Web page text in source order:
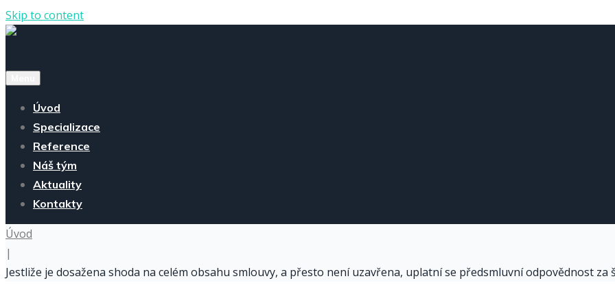
Skip to content
Úvod
Specializace
Reference
Náš tým
Aktuality
Kontakty
Úvod
|
Jestliže je dosažena shoda na celém obsahu smlouvy, a přesto není uzavřena, uplatní se předsmluvní odpovědnost za